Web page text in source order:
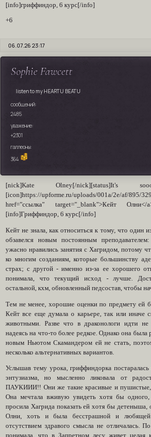
[info]гриффиндор, 6 курс[/info]
+6
06.07.26 23:17
Sophie Fawcett
listen to my HEARTU BEATU
сообщений:
2485
уважение:
+2301
галлеоны:
364
[nick]Kate Olney[/nick][status]It's
[icon]https://upforme.ru/uploads/001a/2e/af/895/
href="ссылка" target="_blank">Кейт
[info]Гриффиндор, 6 курс[/info]
Кейт не знала, как относиться к тому, что один
обзавелся новым постоянным
ужасно нравились занятия с Хагридом, потому
ко многим созданиям, которые большинству
страх; с другой - именно из-за ее хорошего
понимала, что текущий исход - лучше.
остальной, кхм, обновленный педсостав, чтобы
Тем не менее, хорошие оценки по предмету ей
Кейт все еще думала о карьере, так или иначе
животными. Разве что в драконологи идти
надеясь на что-то более редкое. Однако она была
новым Ньютом Скамандером ей не стать,
несколько альтернативных вариантов.
Услышав тему урока, гриффиндорка
энтузиазма, но мысленно ликовала от
ПАУКИИИ!! Они же такие красивые и пушистые,
Она мечтала вживую увидеть хотя бы
просила Хагрида показать ей хотя бы детеныша,
Олни, хоть и была бесстрашной и
отсутствием здравого смысла не отличалась.